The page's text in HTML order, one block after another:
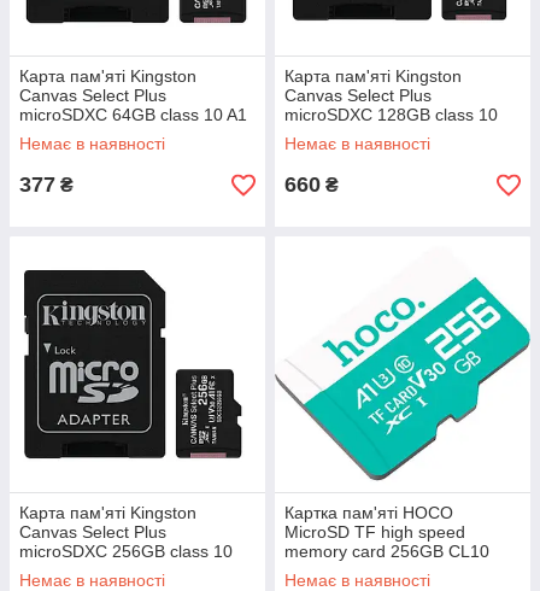
Карта пам'яті Kingston
Canvas Select Plus
microSDXC 64GB class 10 A1
UHS-1, з SD адаптером
Немає в наявності
377 ₴
Карта пам'яті Kingston
Canvas Select Plus
microSDXC 128GB class 10
A1 UHS-1, з SD-адаптером
Немає в наявності
660 ₴
Карта пам'яті Kingston
Canvas Select Plus
microSDXC 256GB class 10
A1 UHS-1, з SD адаптером
Немає в наявності
Картка пам'яті HOCO
MicroSD TF high speed
memory card 256GB CL10
Немає в наявності